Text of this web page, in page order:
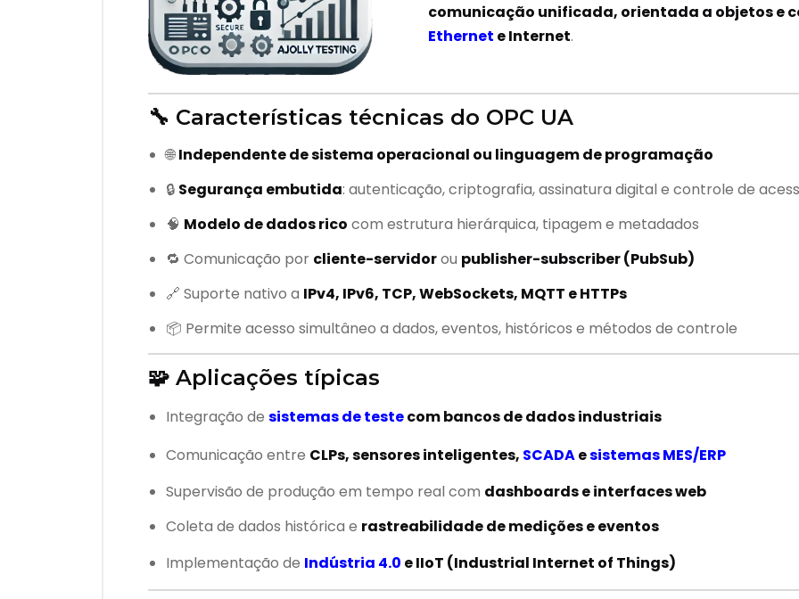
comunicação unificada, orientada a objetos e
Ethernet e Internet.
🔧 Características técnicas do OPC UA
🌐Independente de sistema operacional ou linguagem de programação
🔒 Segurança embutida: autenticação, criptografia, assinatura digital e controle de
🧠 Modelo de dados rico com estrutura hierárquica, tipagem e metadados
🔁 Comunicação por cliente-servidorou publisher-subscriber (PubSub)
🔗 Suporte nativo a IPv4, IPv6, TCP, WebSockets, MQTT e HTTPs
📦 Permite acesso simultâneo a dados, eventos, históricos e métodos de controle
🧩 Aplicações típicas
Integração de sistemas de testecom bancos de dados industriais
Comunicação entre CLPs, sensores inteligentes, SCADAesistemas MES/ERP
Supervisão de produção em tempo real com dashboards e interfaces web
Coleta de dados histórica e rastreabilidade de medições e eventos
Implementação de Indústria 4.0 e IIoT (Industrial Internet of Things)